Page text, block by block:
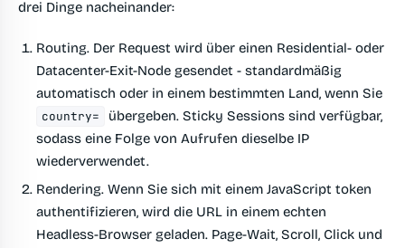
drei Dinge nacheinander:
Routing. Der Request wird über einen Residential- oder
Datacenter-Exit-Node gesendet - standardmäßig
automatisch oder in einem bestimmten Land, wenn Sie
country=
übergeben. Sticky Sessions sind verfügbar,
sodass eine Folge von Aufrufen dieselbe IP
wiederverwendet.
Rendering. Wenn Sie sich mit einem JavaScript token
authentifizieren, wird die URL in einem echten
Headless-Browser geladen. Page-Wait, Scroll, Click und